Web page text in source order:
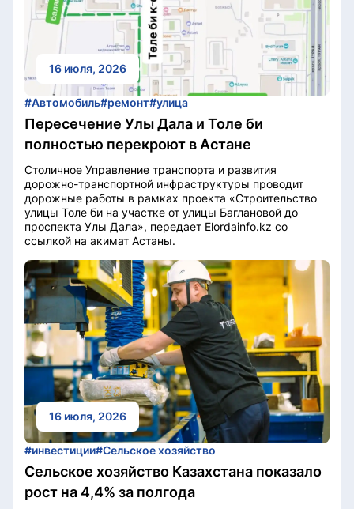
16 июля, 2026
#Автомобиль#ремонт#улица
Пересечение Улы Дала и Толе би
полностью перекроют в Астане
Столичное Управление транспорта и развития
дорожно-транспортной инфраструктуры проводит
дорожные работы в рамках проекта «Строительство
улицы Толе би на участке от улицы Баглановой до
проспекта Улы Дала», передает Elordainfo.kz со
ссылкой на акимат Астаны.
16 июля, 2026
#инвестиции#Сельское хозяйство
Сельское хозяйство Казахстана показало
рост на 4,4% за полгода